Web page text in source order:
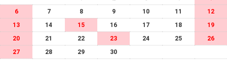
6
7 8 9 10 11
12
13
14 15 16 17 18
19
20
21 22 23 24 25
26
27
28 29 30